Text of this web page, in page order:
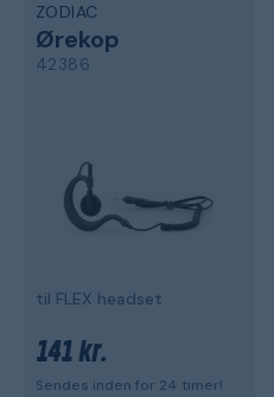
ZODIAC
Ørekop
42386
til FLEX headset
141 kr.
Sendes inden for 24 timer!